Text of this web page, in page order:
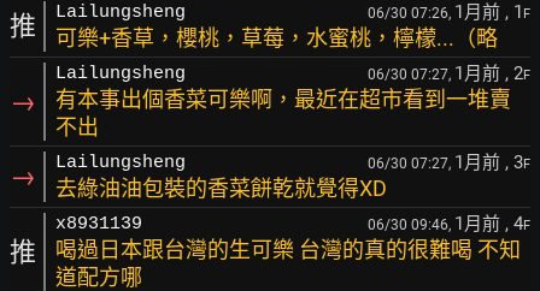
推 Lailungsheng 06/30 07:26, 1月前 , 1 F
可樂+香草，櫻桃，草莓，水蜜桃，檸檬...（略
→
Lailungsheng 06/30 07:27, 1月前 , 2F
有本事出個香菜可樂啊，最近在超市看到一堆賣
不出
→ Lailungsheng 06/30 07:27, 1月前 , 3F
去綠油油包裝的香菜餅乾就覺得XD
推
x8931139 06/30 09:46, 1月前 , 4F
喝過日本跟台灣的生可樂 台灣的真的很難喝 不知
道配方哪